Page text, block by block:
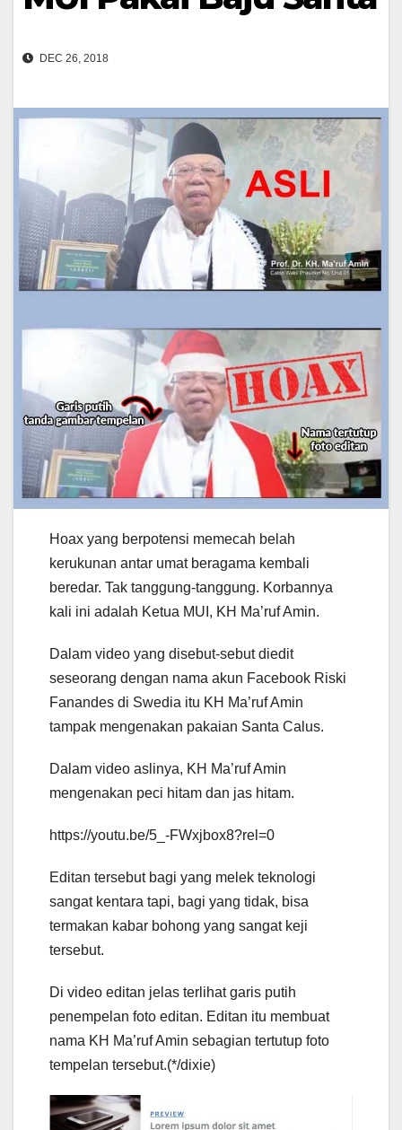
DEC 26, 2018
Hoax yang berpotensi memecah belah
kerukunan antar umat beragama kembali
beredar. Tak tanggung-tanggung. Korbannya
kali ini adalah Ketua MUI, KH Ma’ruf Amin.
Dalam video yang disebut-sebut diedit
seseorang dengan nama akun Facebook Riski
Fanandes di Swedia itu KH Ma’ruf Amin
tampak mengenakan pakaian Santa Calus.
Dalam video aslinya, KH Ma’ruf Amin
mengenakan peci hitam dan jas hitam.
https://youtu.be/5_-FWxjbox8?rel=0
Editan tersebut bagi yang melek teknologi
sangat kentara tapi, bagi yang tidak, bisa
termakan kabar bohong yang sangat keji
tersebut.
Di video editan jelas terlihat garis putih
penempelan foto editan. Editan itu membuat
nama KH Ma’ruf Amin sebagian tertutup foto
tempelan tersebut.(*/dixie)